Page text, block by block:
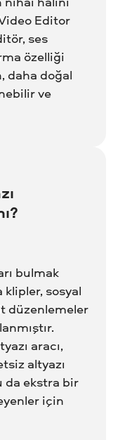
Editor
ses
özelliği
daha doğal
ve
bulmak
klipler, sosyal
düzenlemeler
aracı,
altyazı
da ekstra bir
için